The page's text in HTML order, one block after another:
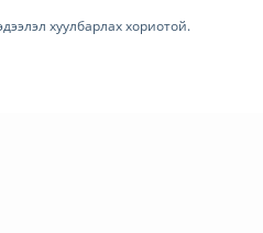
хуулбарлах хориотой.